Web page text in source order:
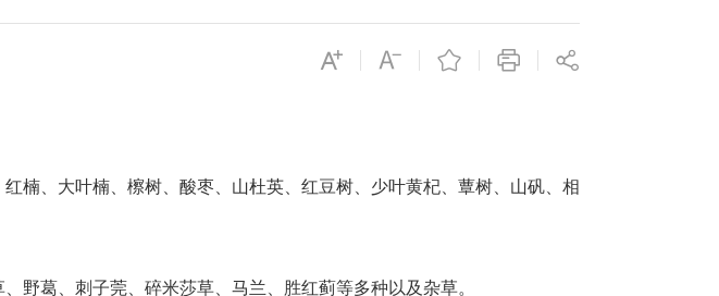
楠、大叶楠、檫树、酸枣、山杜英、红豆树、少叶黄杞、蕈树、山矾、相
葛、刺子莞、碎米莎草、马兰、胜红蓟等多种以及杂草。